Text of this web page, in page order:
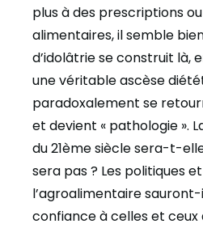
plus à des prescriptions
alimentaires, il semble
d’idolâtrie se construit là,
une véritable ascèse
paradoxalement se
et devient « pathologie ».
du 21ème siècle sera-t-
sera pas ? Les politiques
l’agroalimentaire
confiance à celles et ceux